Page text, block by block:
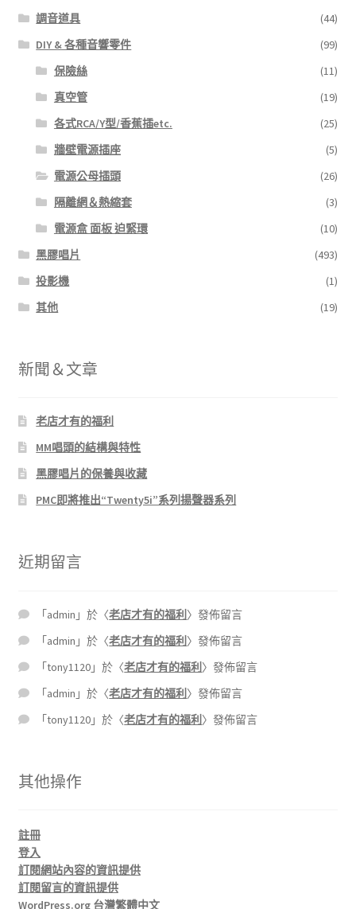
調音道具
(44)
DIY & 各種音響零件
(99)
保險絲
(11)
真空管
(19)
各式RCA/Y型/香蕉插etc.
(25)
牆壁電源插座
(5)
電源公母插頭
(26)
隔離網＆熱縮套
(3)
電源盒 面板 迫緊環
(10)
黑膠唱片
(493)
投影機
(1)
其他
(19)
新聞＆文章
老店才有的福利
MM唱頭的結構與特性
黑膠唱片的保養與收藏
PMC即將推出“Twenty5i”系列揚聲器系列
近期留言
「admin 」於〈老店才有的福利 〉發佈留言
「admin 」於〈老店才有的福利 〉發佈留言
「tony1120 」於〈老店才有的福利 〉發佈留言
「admin 」於〈老店才有的福利 〉發佈留言
「tony1120 」於〈老店才有的福利 〉發佈留言
其他操作
註冊
登入
訂閱網站內容的資訊提供
訂閱留言的資訊提供
WordPress.org 台灣繁體中文